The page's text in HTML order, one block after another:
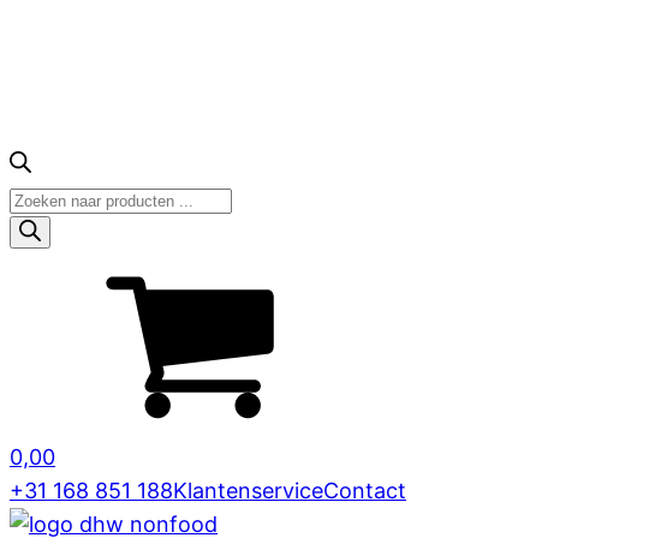
Producten
zoeken
0,00
+31 168 851 188KlantenserviceContact